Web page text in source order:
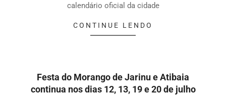
calendário oficial da cidade
CONTINUE LENDO
Festa do Morango de Jarinu e Atibaia
continua nos dias 12, 13, 19 e 20 de julho